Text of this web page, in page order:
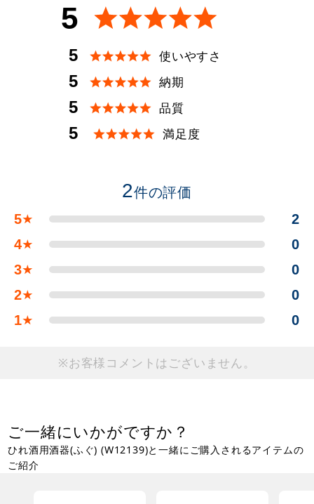
5
5 使いやすさ
5 納期
5 品質
5 満足度
2件の評価
5★
2
4★
0
3★
0
2★
0
1★ 0
※お客様コメントはございません。
ご一緒にいかがですか？
ひれ酒用酒器(ふぐ) (W12139)と一緒にご購入されるアイテムの
ご紹介